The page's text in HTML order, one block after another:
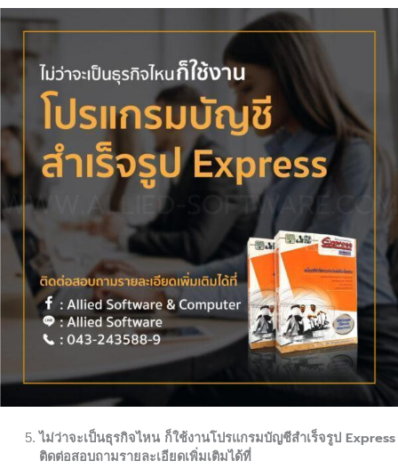
ไม่ว่าจะเป็นธุรกิจไหน ก็ใช้งานโปรแกรมบัญชีสำเร็จรูป Express
ติดต่อสอบถามรายละเอียดเพิ่มเติมได้ที่